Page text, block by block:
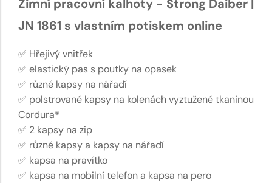
Zimní pracovní kalhoty - Strong Daiber |
JN 1861 s vlastním potiskem online
✅ Hřejivý vnitřek
✅ elastický pas s poutky na opasek
✅ různé kapsy na nářadí
✅ polstrované kapsy na kolenách vyztužené tkaninou
Cordura®
✅ 2 kapsy na zip
✅ různé kapsy a kapsy na nářadí
✅ kapsa na pravítko
✅ kapsa na mobilní telefon a kapsa na pero